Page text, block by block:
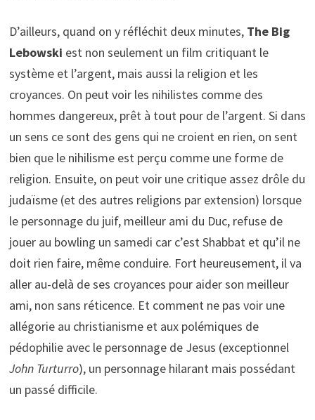
D’ailleurs, quand on y réfléchit deux minutes, The Big
Lebowski est non seulement un film critiquant le
système et l’argent, mais aussi la religion et les
croyances. On peut voir les nihilistes comme des
hommes dangereux, prêt à tout pour de l’argent. Si dans
un sens ce sont des gens qui ne croient en rien, on sent
bien que le nihilisme est perçu comme une forme de
religion. Ensuite, on peut voir une critique assez drôle du
judaïsme (et des autres religions par extension) lorsque
le personnage du juif, meilleur ami du Duc, refuse de
jouer au bowling un samedi car c’est Shabbat et qu’il ne
doit rien faire, même conduire. Fort heureusement, il va
aller au-delà de ses croyances pour aider son meilleur
ami, non sans réticence. Et comment ne pas voir une
allégorie au christianisme et aux polémiques de
pédophilie avec le personnage de Jesus (exceptionnel
John Turturro), un personnage hilarant mais possédant
un passé difficile.